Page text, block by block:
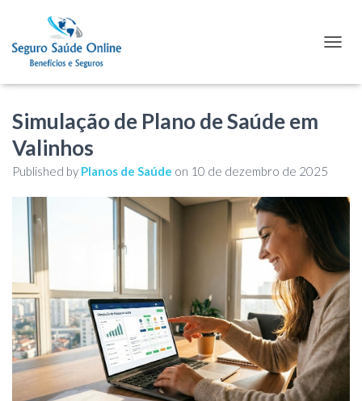
Simulação de Plano de Saúde em
Valinhos
Published by Planos de Saúde on 10 de dezembro de 2025